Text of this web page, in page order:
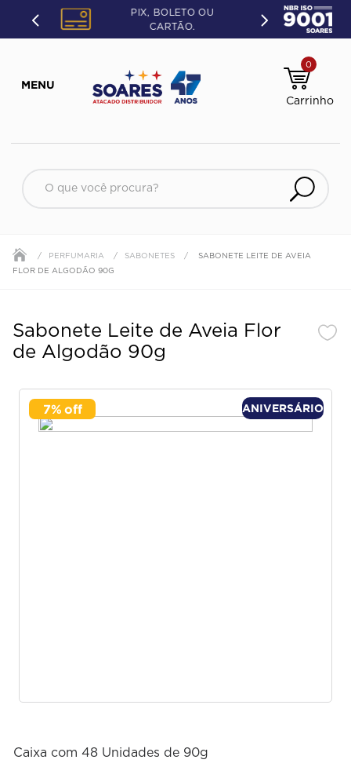
PIX, BOLETO OU
CARTÃO.
0
O que você procura?
PERFUMARIA SABONETES
SABONETE LEITE DE AVEIA
FLOR DE ALGODÃO 90G
Sabonete Leite de Aveia Flor
de Algodão 90g
ANIVERSÁRIO
7%
Caixa com 48 Unidades de 90g